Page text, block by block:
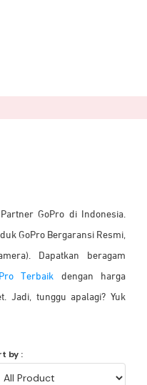
GoPro di Indonesia.
GoPro Bergaransi Resmi,
Dapatkan beragam
Terbaik dengan harga
Jadi, tunggu apalagi? Yuk
by :